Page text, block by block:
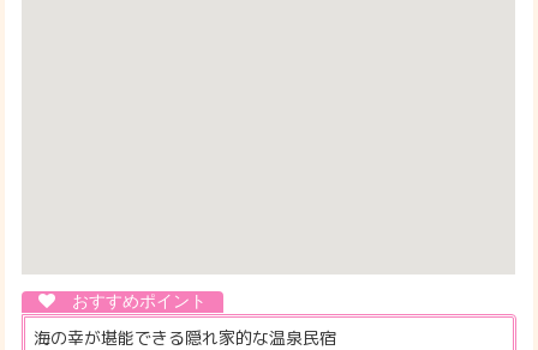
海の幸が堪能できる隠れ家的な温泉民宿